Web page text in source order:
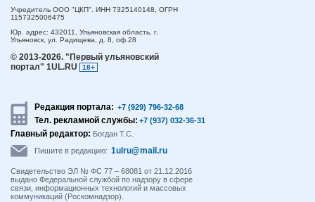
Учредитель ООО "ЦКП". ИНН 7325140148, ОГРН
1157325006475
Юр. адрес: 432011, Ульяновская область, г.
Ульяновск, ул. Радищева, д. 8, оф.28
© 2013-2026. "Первый ульяновский
портал" 1UL.RU
18+
Редакция портала: +7 (929) 796-32-68
Тел. рекламной службы: +7 (937) 032-36-31
Главный редактор: Богдан Т.С.
Пишите в редакцию: 1ulru@mail.ru
Свидетельство ЭЛ № ФС 77 – 68081 от 21.12.2016
выдано Федеральной службой по надзору в сфере
связи, информационных технологий и массовых
коммуникаций (Роскомнадзор).